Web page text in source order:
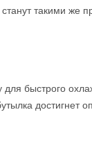
такими же
быстрого